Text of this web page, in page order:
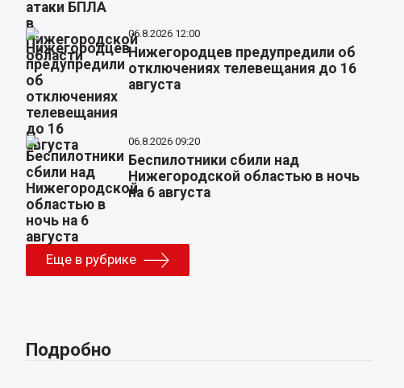
06.8.2026 12:00
Нижегородцев предупредили об
отключениях телевещания до 16
августа
06.8.2026 09:20
Беспилотники сбили над
Нижегородской областью в ночь
на 6 августа
Еще в рубрике
Подробно